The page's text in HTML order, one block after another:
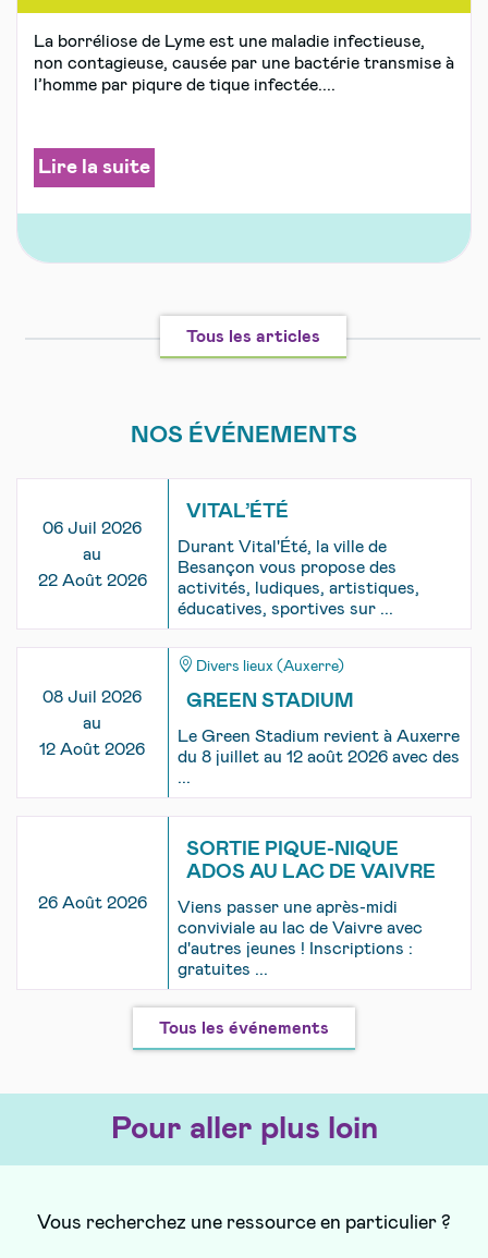
La borréliose de Lyme est une maladie infectieuse,
non contagieuse, causée par une bactérie transmise à
l’homme par piqure de tique infectée....
Lire la suite
Tous les articles
NOS ÉVÉNEMENTS
06 Juil 2026
au
22 Août 2026
VITAL’ÉTÉ
Durant Vital'Été, la ville de
Besançon vous propose des
activités, ludiques, artistiques,
éducatives, sportives sur ...
08 Juil 2026
au
12 Août 2026
Divers lieux (Auxerre)
GREEN STADIUM
Le Green Stadium revient à Auxerre
du 8 juillet au 12 août 2026 avec des
...
26 Août 2026
SORTIE PIQUE-NIQUE
ADOS AU LAC DE VAIVRE
Viens passer une après-midi
conviviale au lac de Vaivre avec
d'autres jeunes ! Inscriptions :
gratuites ...
Tous les événements
Pour aller plus loin
Vous recherchez une ressource en particulier ?